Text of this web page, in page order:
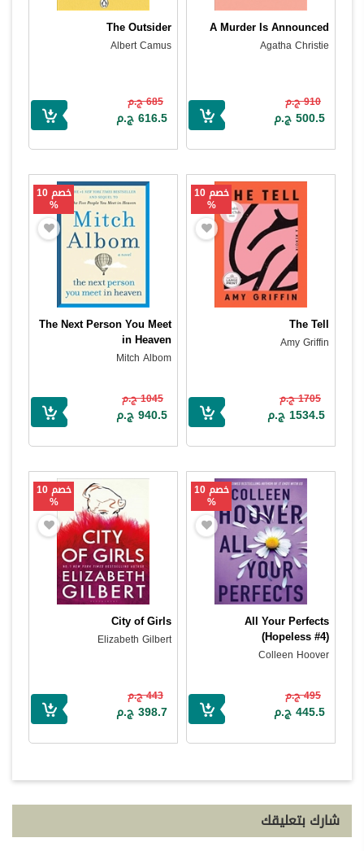
A Murder Is Announced
Agatha Christie
910 ج.م
500.5 ج.م
The Outsider
Albert Camus
685 ج.م
616.5 ج.م
خصم 10
%
The Tell
Amy Griffin
1705 ج.م
1534.5 ج.م
خصم 10
%
The Next Person You Meet
in Heaven
Mitch Albom
1045 ج.م
940.5 ج.م
خصم 10
%
All Your Perfects
(Hopeless #4)
Colleen Hoover
495 ج.م
445.5 ج.م
خصم 10
%
City of Girls
Elizabeth Gilbert
443 ج.م
398.7 ج.م
شارك بتعليقك